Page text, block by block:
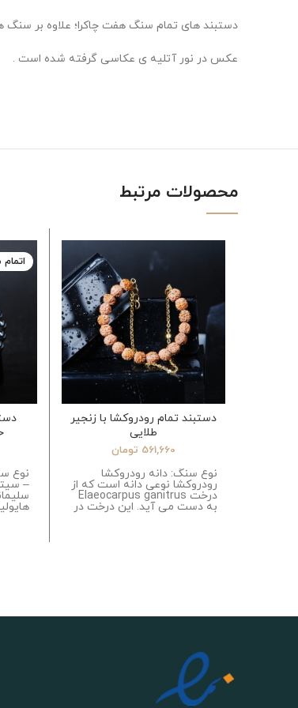
دستبند های تمام سنگ هفت چاکرا؛ علاوه بر
عکس در نور آتلیه ی عکاسی گرفته شده است .
محصولات مرتبط
دستبند تمام رودروکشا با زنجیر
طلایی
561,660 تومان
نوع سنگ: دانه رودروکشا
رودروکشا نوعی دانه است که از
درخت Elaeocarpus ganitrus
به دست می آید. این درخت در
نوع
–